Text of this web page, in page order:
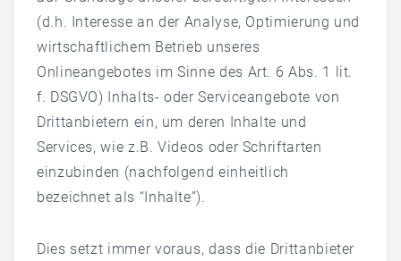
(d.h. Interesse an der Analyse, Optimierung und
wirtschaftlichem Betrieb unseres
Onlineangebotes im Sinne des Art. 6 Abs. 1 lit.
f. DSGVO) Inhalts- oder Serviceangebote von
Drittanbietern ein, um deren Inhalte und
Services, wie z.B. Videos oder Schriftarten
einzubinden (nachfolgend einheitlich
bezeichnet als “Inhalte”).
Dies setzt immer voraus, dass die Drittanbieter